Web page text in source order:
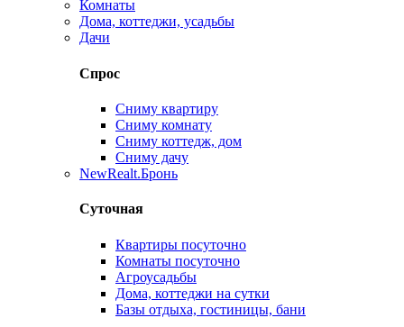
Комнаты
Дома, коттеджи, усадьбы
Дачи
Спрос
Сниму квартиру
Сниму комнату
Сниму коттедж, дом
Сниму дачу
NewRealt.Бронь
Суточная
Квартиры посуточно
Комнаты посуточно
Агроусадьбы
Дома, коттеджи на сутки
Базы отдыха, гостиницы, бани